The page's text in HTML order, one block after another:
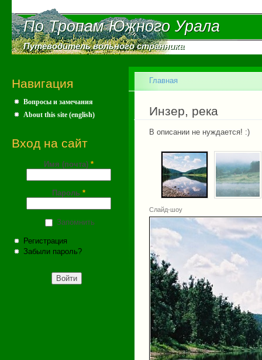
По Тропам Южного Урала
По Тропам Южного Урала
Путеводитель вольного странника
Путеводитель вольного странника
Навигация
Вопросы и замечания
About this site (english)
Вход на сайт
Имя (почта) *
Пароль *
Запомнить
Регистрация
Забыли пароль?
Вы здесь
Главная
Инзер, река
В описании не нуждается! :)
Слайд-шоу